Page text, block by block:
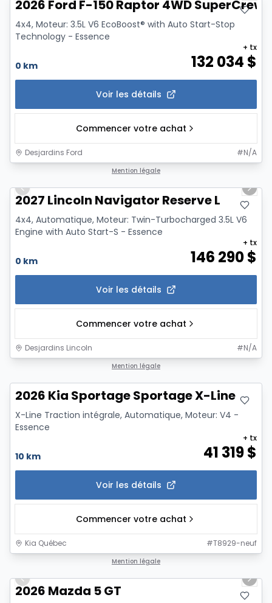
2026 Ford F-150 Raptor 4WD SuperCrew
4x4, Moteur: 3.5L V6 EcoBoost® with Auto Start-Stop
Technology - Essence
0 km 132 034 $
+ tx
Voir les détails
Commencer votre achat
Desjardins Ford #N/A
Mention légale
Previous slide
Next
2027 Lincoln Navigator Reserve L
4x4, Automatique, Moteur: Twin-Turbocharged 3.5L V6
Engine with Auto Start-S - Essence
0 km 146 290$
+ tx
Voir les détails
Commencer votre achat
Desjardins Lincoln #N/A
Mention légale
2026 Kia Sportage Sportage X-Line
X-Line Traction intégrale, Automatique, Moteur: V4 -
Essence
10 km 41 319$
+ tx
Voir les détails
Commencer votre achat
Kia Québec #T8929-neuf
Mention légale
Previous slide
Next
2026 Mazda 5 GT